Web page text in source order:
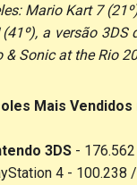
Mario Kart 7
(41º), a versão
& Sonic at the Rio
Mais
3DS -
4 - 100.238